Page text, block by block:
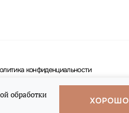
конфиденциальности
обработки
ХОРОШО